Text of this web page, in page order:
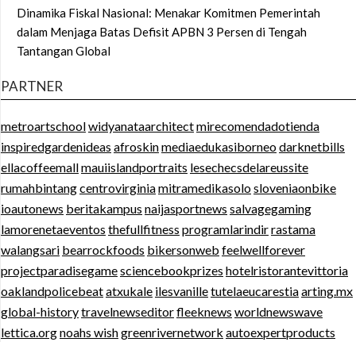
Dinamika Fiskal Nasional: Menakar Komitmen Pemerintah
dalam Menjaga Batas Defisit APBN 3 Persen di Tengah
Tantangan Global
PARTNER
metroartschoolwidyanataarchitectmirecomendadotienda
inspiredgardenideas afroskinmediaedukasiborneodarknetbills
ellacoffeemallmauiislandportraits lesechecsdelareussite
rumahbintangcentrovirginiamitramedikasolosloveniaonbike
ioautonews beritakampus naijasportnews salvagegaming
lamorenetaeventos thefullfitness programlarindirrastama
walangsari bearrockfoods bikersonweb feelwellforever
projectparadisegamesciencebookprizes hotelristorantevittoria
oaklandpolicebeatatxukale ilesvanilletutelaeucarestiaarting.mx
global-historytravelnewseditorfleeknews worldnewswave
lettica.orgnoahs wishgreenrivernetwork autoexpertproducts